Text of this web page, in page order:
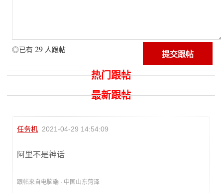
◎已有 29 人跟帖
热门跟帖
最新跟帖
任务机 2021-04-29 14:54:09
阿里不是神话
跟帖来自电脑端 · 中国山东菏泽